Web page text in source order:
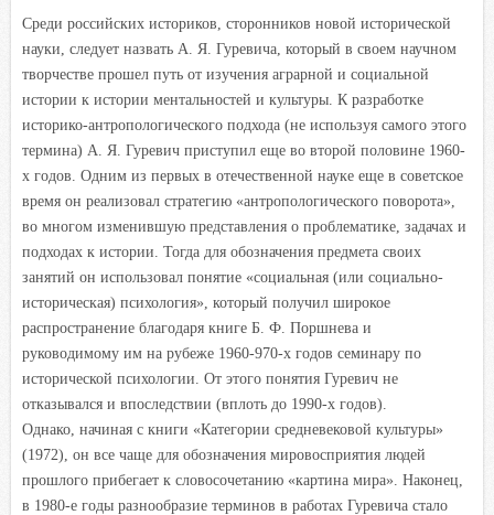
Среди российских историков, сторонников новой исторической
науки, следует назвать А. Я. Гуревича, который в своем научном
творчестве прошел путь от изучения аграрной и социальной
истории к истории ментальностей и культуры. К разработке
историко-антропологического подхода (не используя самого этого
термина) А. Я. Гуревич приступил еще во второй половине 1960-
х годов. Одним из первых в отечественной науке еще в советское
время он реализовал стратегию «антропологического поворота»,
во многом изменившую представления о проблематике, задачах и
подходах к истории. Тогда для обозначения предмета своих
занятий он использовал понятие «социальная (или социально-
историческая) психология», который получил широкое
распространение благодаря книге Б. Ф. Поршнева и
руководимому им на рубеже 1960-970-х годов семинару по
исторической психологии. От этого понятия Гуревич не
отказывался и впоследствии (вплоть до 1990-х годов).
Однако, начиная с книги «Категории средневековой культуры»
(1972), он все чаще для обозначения мировосприятия людей
прошлого прибегает к словосочетанию «картина мира». Наконец,
в 1980-е годы разнообразие терминов в работах Гуревича стало